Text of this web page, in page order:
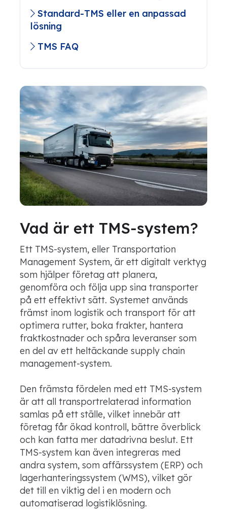
Standard-TMS eller en anpassad
lösning
TMS FAQ
Vad är ett TMS-system?
Ett TMS-system, eller Transportation
Management System, är ett digitalt verktyg
som hjälper företag att planera,
genomföra och följa upp sina transporter
på ett effektivt sätt. Systemet används
främst inom logistik och transport för att
optimera rutter, boka frakter, hantera
fraktkostnader och spåra leveranser som
en del av ett heltäckande supply chain
management-system.
Den främsta fördelen med ett TMS-system
är att all transportrelaterad information
samlas på ett ställe, vilket innebär att
företag får ökad kontroll, bättre överblick
och kan fatta mer datadrivna beslut. Ett
TMS-system kan även integreras med
andra system, som affärssystem (ERP) och
lagerhanteringssystem (WMS), vilket gör
det till en viktig del i en modern och
automatiserad logistiklösning.